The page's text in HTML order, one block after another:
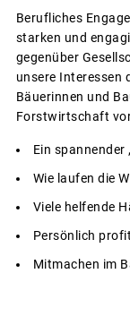
Berufliches
starken und
gegenüber
unsere Interessen
Bäuerinnen und
Forstwirtschaft
Ein spannender
Wie laufen die
Viele helfende
Persönlich
Mitmachen im